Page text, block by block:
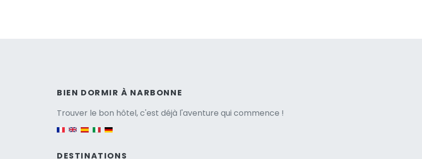
BIEN DORMIR À NARBONNE
Trouver le bon hôtel, c'est déjà l'aventure qui commence !
Versione italiana
DESTINATIONS